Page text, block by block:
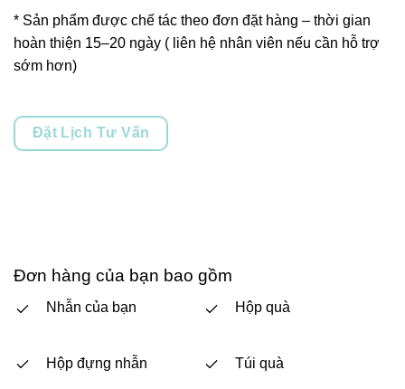
* Sản phẩm được chế tác theo đơn đặt hàng – thời gian
hoàn thiện 15–20 ngày ( liên hệ nhân viên nếu cần hỗ trợ
sớm hơn)
Đặt Lịch Tư Vấn
Đơn hàng của bạn bao gồm
Nhẫn của bạn
Hộp đựng nhẫn
Hộp quà
Túi quà